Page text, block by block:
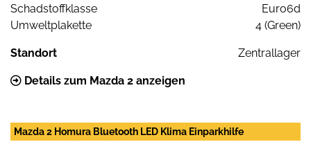
Schadstoffklasse
Euro6d
Umweltplakette
4 (Green)
Standort Zentrallager
Details zum Mazda 2 anzeigen
Mazda 2 Homura Bluetooth LED Klima Einparkhilfe